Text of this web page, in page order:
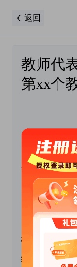
返回
教师代
第xx个
尊敬的各
老师：
大家好！
又一次旭
硕果飘香的九
给附中人最美